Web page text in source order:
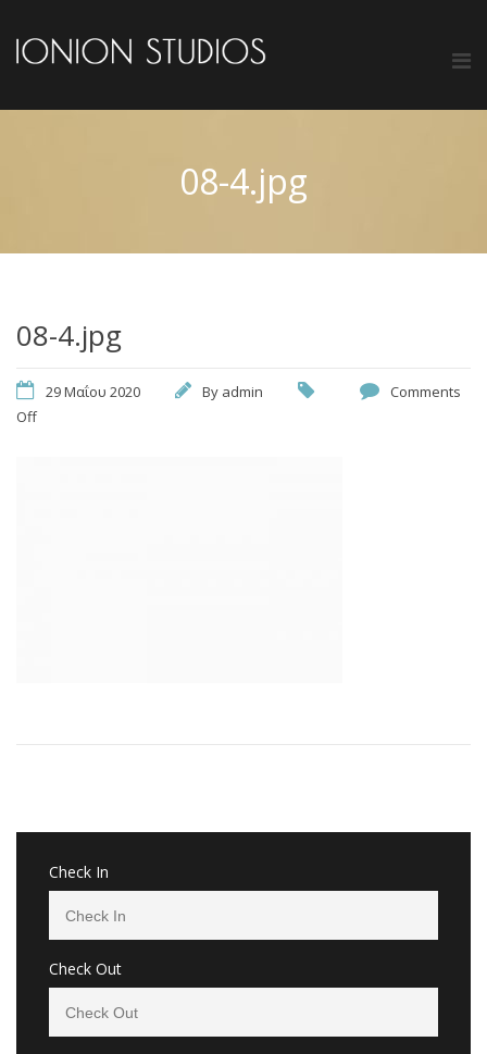
08-4.jpg
08-4.jpg
29 Μαΐου 2020 By admin
Comments
Off
Check In
Check Out